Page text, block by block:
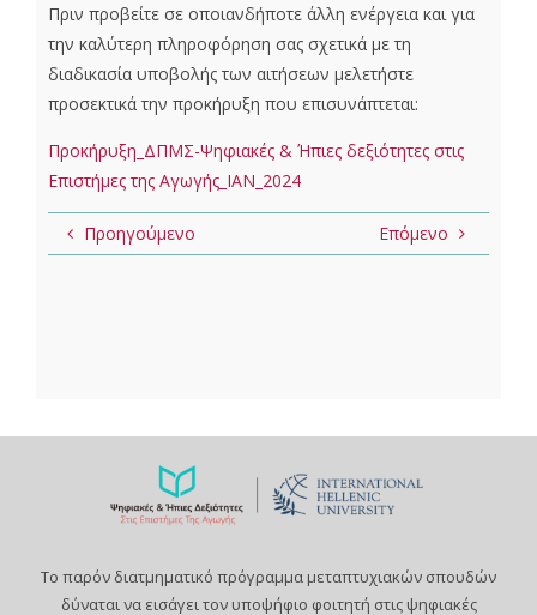
Πριν προβείτε σε οποιανδήποτε άλλη ενέργεια και για
την καλύτερη πληροφόρηση σας σχετικά με τη
διαδικασία υποβολής των αιτήσεων μελετήστε
προσεκτικά την προκήρυξη που επισυνάπτεται:
Προκήρυξη_ΔΠΜΣ-Ψηφιακές & Ήπιες δεξιότητες στις
Επιστήμες της Αγωγής_ΙΑΝ_2024
Προηγούμενο Επόμενο
Το παρόν διατμηματικό πρόγραμμα μεταπτυχιακών σπουδών
δύναται να εισάγει τον υποψήφιο φοιτητή στις ψηφιακές